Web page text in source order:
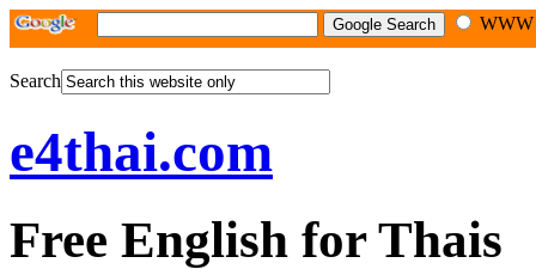
Search
e4thai.com
Free English for Thais